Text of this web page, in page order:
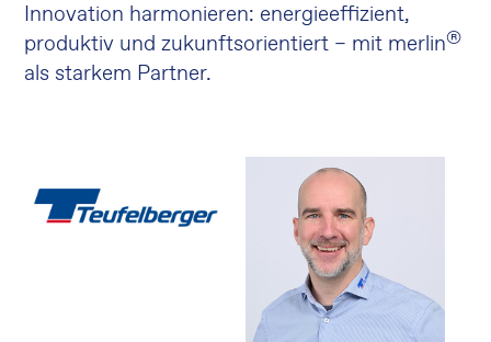
Innovation harmonieren: energieeffizient,
produktiv und zukunftsorientiert – mit merlin®
als starkem Partner.